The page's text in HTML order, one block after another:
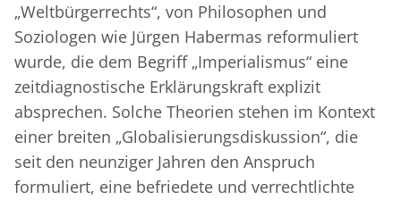
„Weltbürgerrechts“, von Philosophen und
Soziologen wie Jürgen Habermas reformuliert
wurde, die dem Begriff „Imperialismus“ eine
zeitdiagnostische Erklärungskraft explizit
absprechen. Solche Theorien stehen im Kontext
einer breiten „Globalisierungsdiskussion“, die
seit den neunziger Jahren den Anspruch
formuliert, eine befriedete und verrechtlichte